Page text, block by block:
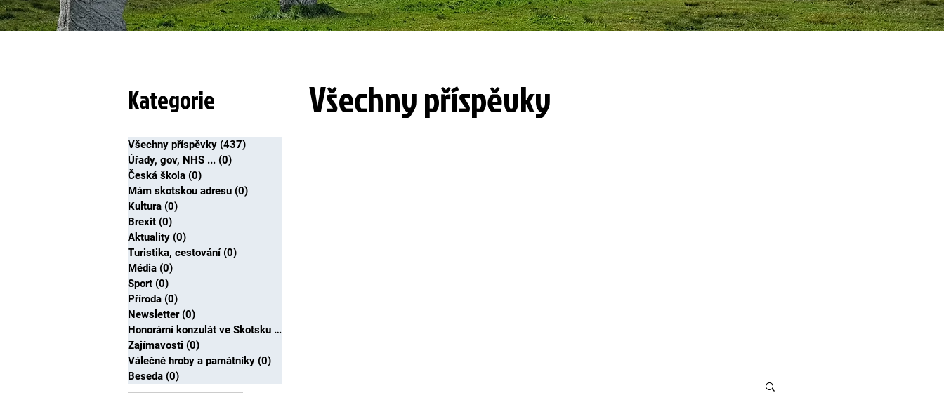
Kategorie
Všechny příspěvky (437)
Úřady, gov, NHS ... (0)
Česká škola (0)
Mám skotskou adresu (0)
Kultura (0)
Brexit (0)
Aktuality (0)
Turistika, cestování (0)
Média (0)
Sport (0)
Příroda (0)
Newsletter (0)
Honorární konzulát ve Skotsku (0)
Zajímavosti (0)
Válečné hroby a památníky (0)
Beseda (0)
Všechny příspěvky